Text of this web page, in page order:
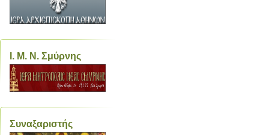
Ι. Μ. Ν. Σμύρνης
Συναξαριστής